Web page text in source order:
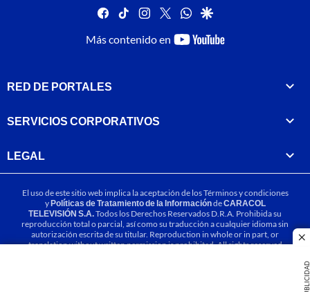
PUBLICIDAD
facebook
tiktok instagram
twitterwhatsapp
google
Más contenido en
youtube-
RED DE PORTALES
SERVICIOS CORPORATIVOS
LEGAL
El uso de este sitio web implica la aceptación de losTérminos y condiciones
yPolíticas de Tratamiento de la InformacióndeCARACOL
TELEVISIÓN S.A.Todos los Derechos Reservados D.R.A. Prohibida su
reproducción total o parcial, así como su traducción a cualquier idioma sin
autorización escrita de su titular. Reproduction in whole or in part, or
translation without written permission is prohibited. All rights reserved